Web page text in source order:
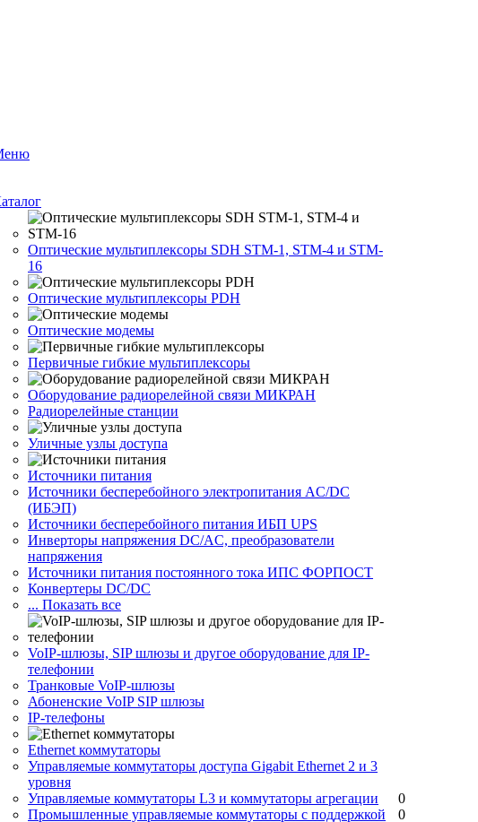
Оптические мультиплексоры SDH STM-1, STM-4 и STM-
16
Оптические мультиплексоры PDH
Оптические модемы
Первичные гибкие мультиплексоры
Оборудование радиорелейной связи МИКРАН
Радиорелейные станции
Уличные узлы доступа
Источники питания
Источники бесперебойного электропитания AC/DC
(ИБЭП)
Источники бесперебойного питания ИБП UPS
Инверторы напряжения DC/AC, преобразователи
напряжения
Источники питания постоянного тока ИПС ФОРПОСТ
Конвертеры DC/DC
... Показать все
VoIP-шлюзы, SIP шлюзы и другое оборудование для IP-
телефонии
Транковые VoIP-шлюзы
Абоненские VoIP SIP шлюзы
IP-телефоны
Ethernet коммутаторы
Управляемые коммутаторы доступа Gigabit Ethernet 2 и 3
уровня
Управляемые коммутаторы L3 и коммутаторы агрегации
Промышленные управляемые коммутаторы с поддержкой
0
0